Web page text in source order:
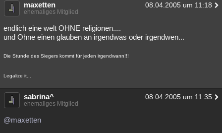
maxetten 08.04.2005 um 11:18
ehemaliges Mitglied
endlich eine welt OHNE religionen....
und Ohne einen glauben an irgendwas oder irgendwen...
Die Stunde des Siegers kommt für jeden irgendwann!!!
Legalize it...
sabrina^ 08.04.2005 um 11:35
ehemaliges Mitglied
@maxetten